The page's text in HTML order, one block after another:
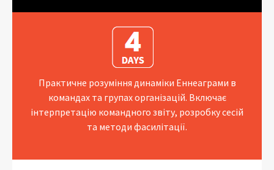
Практичне розуміння динаміки Еннеаграми в
командах та групах організацій. Включає
інтерпретацію командного звіту, розробку сесій
та методи фасилітації.